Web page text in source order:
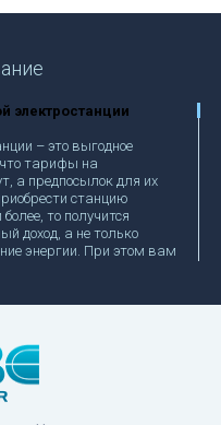
электростанции
– это выгодное
тарифы на
а предпосылок для их
станцию
то получится
доход, а не только
энергии. При этом вам
тарифу.
приобрести